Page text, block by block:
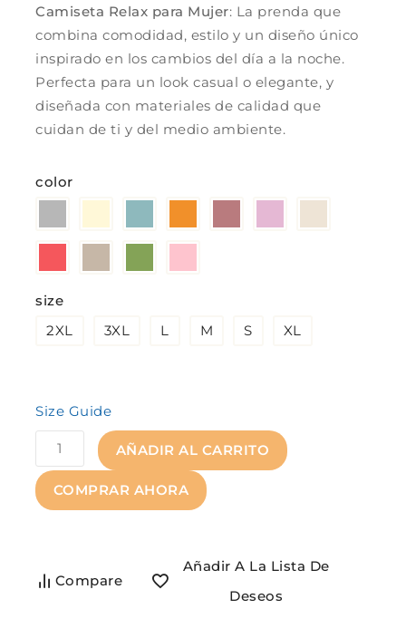
en su carrito.
Camiseta Relax para Mujer: La prenda que
combina comodidad, estilo y un diseño único
inspirado en los cambios del día a la noche.
Perfecta para un look casual o elegante, y
diseñada con materiales de calidad que
cuidan de ti y del medio ambiente.
color
size
2XL
3XL L M S XL
Size Guide
AÑADIR AL CARRITO
COMPRAR AHORA
Compare
Añadir A La Lista De
Deseos